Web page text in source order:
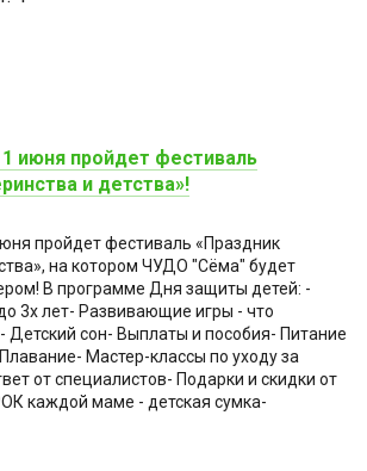
июня пройдет фестиваль
и детства»!
пройдет фестиваль «Праздник
на котором ЧУДО "Сёма" будет
В программе Дня защиты детей: -
3х лет- Развивающие игры - что
Детский сон- Выплаты и пособия- Питание
Мастер-классы по уходу за
от специалистов- Подарки и скидки от
каждой маме - детская сумка-